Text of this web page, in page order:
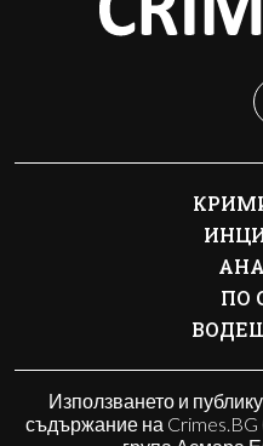
ПО
Използването и
съдържание на